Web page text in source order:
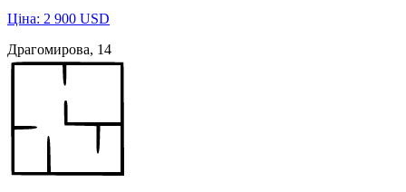
Ціна: 2 900 USD
Драгомирова, 14